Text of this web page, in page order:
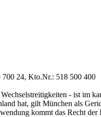
24, Kto.Nr.: 518 500 400
- ist im
hat, gilt München als
kommt das Recht